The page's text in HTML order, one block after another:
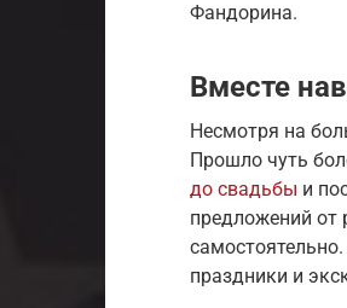
Фандорина.
Вместе
Несмотря на
Прошло чуть
до свадьбы и
предложений от
праздники и